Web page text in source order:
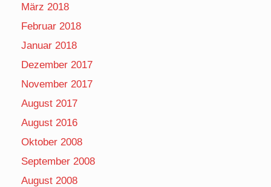
März 2018
Februar 2018
Januar 2018
Dezember 2017
November 2017
August 2017
August 2016
Oktober 2008
September 2008
August 2008